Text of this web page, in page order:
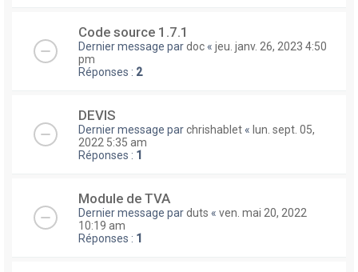
Code source 1.7.1
Dernier message pardoc « jeu. janv. 26, 2023 4:50
pm
Réponses : 2
DEVIS
Dernier message parchrishablet « lun. sept. 05,
2022 5:35 am
Réponses : 1
Module de TVA
Dernier message parduts « ven. mai 20, 2022
10:19 am
Réponses : 1